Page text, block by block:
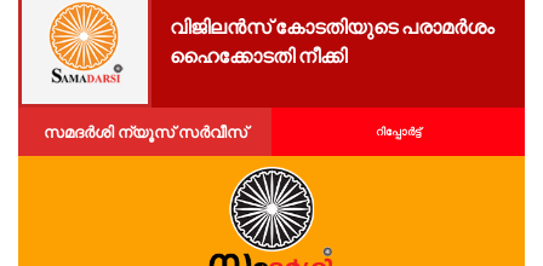
വിജിലന്‍സ് കോടതിയുടെ പരാമര്‍ശം
ഹൈക്കോടതി നീക്കി
സമദർശി ന്യൂസ് സർവീസ് റിപ്പോര്‍ട്ട്